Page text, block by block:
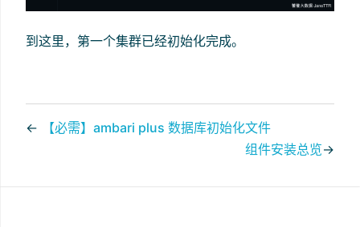
到这里，第一个集群已经初始化完成。
←
【必需】ambari plus 数据库初始化文件
组件安装总览→